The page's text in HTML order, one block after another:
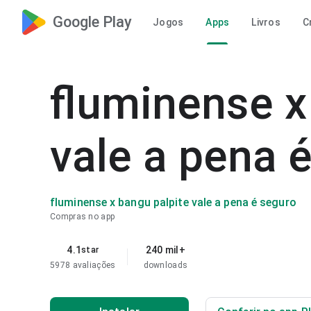
Google Play Jogos Apps Livros
fluminense
vale a pena
fluminense x bangu palpite vale a pena é seguro
Compras no app
4.1star
5978 avaliações
240 mil+
downloads